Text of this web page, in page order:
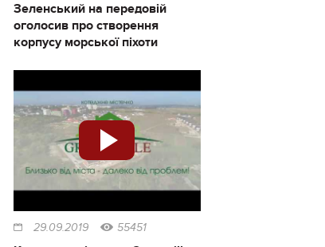
Зеленський на передовій
оголосив про створення
корпусу морської піхоти
29.09.2019 55451